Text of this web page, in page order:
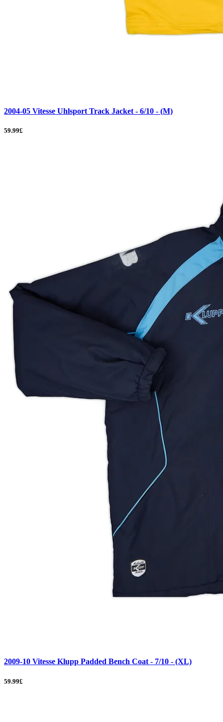
2004-05 Vitesse Uhlsport Track Jacket - 6/10 - (M)
59.99£
2009-10 Vitesse Klupp Padded Bench Coat - 7/10 - (XL)
59.99£